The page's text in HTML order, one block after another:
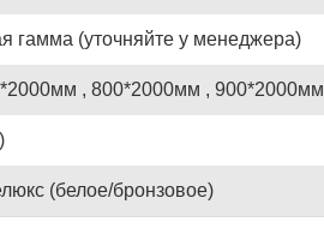
гамма (уточняйте у менеджера)
, 800*2000мм , 900*2000мм
(белое/бронзовое)